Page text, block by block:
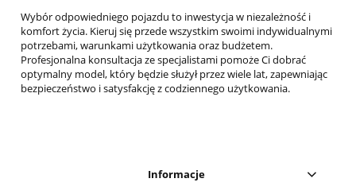
Wybór odpowiedniego pojazdu to inwestycja w niezależność i
komfort życia. Kieruj się przede wszystkim swoimi indywidualnymi
potrzebami, warunkami użytkowania oraz budżetem.
Profesjonalna konsultacja ze specjalistami pomoże Ci dobrać
optymalny model, który będzie służył przez wiele lat, zapewniając
bezpieczeństwo i satysfakcję z codziennego użytkowania.
Informacje